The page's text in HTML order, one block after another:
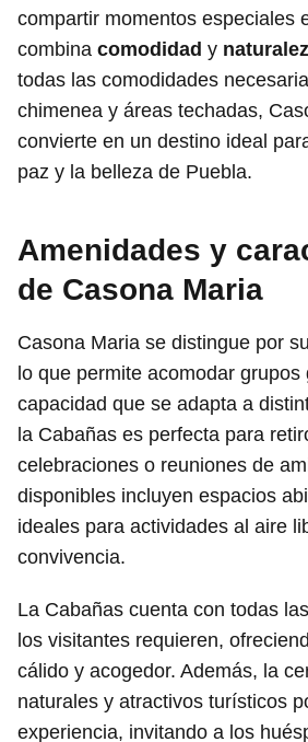
compartir momentos especiales
combina comodidad y
todas las comodidades
chimenea y áreas techadas,
convierte en un destino ideal
paz y la belleza de Puebla.
Amenidades y
de Casona Maria
Casona Maria se distingue por
lo que permite acomodar
capacidad que se adapta a
la Cabañas es perfecta para
celebraciones o reuniones de
disponibles incluyen espacios
ideales para actividades al aire
convivencia.
La Cabañas cuenta con todas
los visitantes requieren,
cálido y acogedor. Además, la
naturales y atractivos turísticos
experiencia, invitando a los